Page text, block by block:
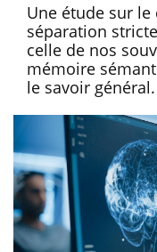
Une étude sur le
séparation
celle de nos
mémoire
le savoir général.